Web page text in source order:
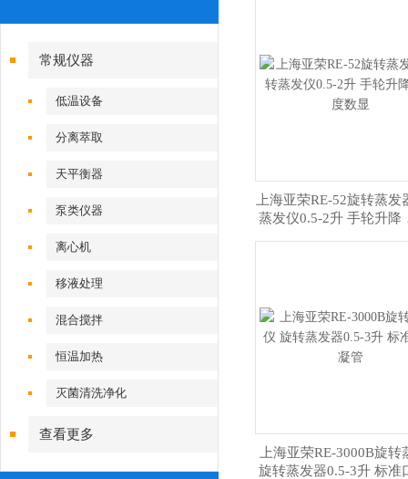
常规仪器
低温设备
分离萃取
天平衡器
泵类仪器
离心机
移液处理
混合搅拌
恒温加热
灭菌清洗净化
查看更多
上海亚荣RE-52旋转蒸发
蒸发仪0.5-2升 手轮升降
上海亚荣RE-3000B旋转
旋转蒸发器0.5-3升 标准